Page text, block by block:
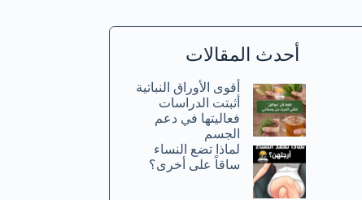
أحدث المقالات
أقوى الأوراق النباتية
أثبتت الدراسات
فعاليتها في دعم
الجسم
لماذا تضع النساء
ساقاً على أخرى؟